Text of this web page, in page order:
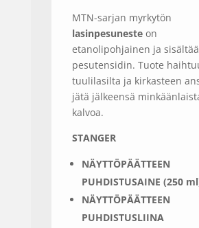
MTN-sarjan myrkytön
lasinpesunesteon
etanolipohjainen ja sisältää
pesutensidin. Tuote
tuulilasilta ja kirkasteen
jätä jälkeensä
kalvoa.
STANGER
NÄYTTÖPÄÄTTEEN
PUHDISTUSAINE (250
NÄYTTÖPÄÄTTEEN
PUHDISTUSLIINA